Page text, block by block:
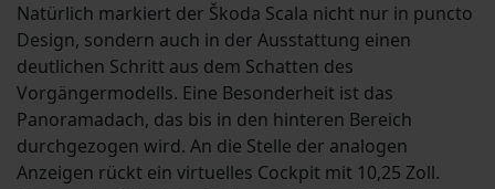
Natürlich markiert der Škoda Scala nicht nur in puncto
Design, sondern auch in der Ausstattung einen
deutlichen Schritt aus dem Schatten des
Vorgängermodells. Eine Besonderheit ist das
Panoramadach, das bis in den hinteren Bereich
durchgezogen wird. An die Stelle der analogen
Anzeigen rückt ein virtuelles Cockpit mit 10,25 Zoll.